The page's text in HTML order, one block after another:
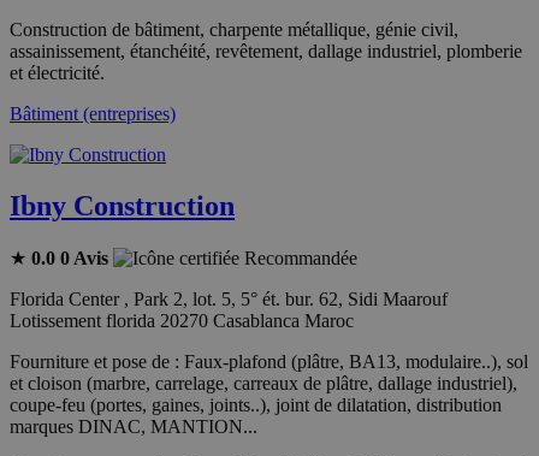
Construction de bâtiment, charpente métallique, génie civil,
assainissement, étanchéité, revêtement, dallage industriel, plomberie
et électricité.
Bâtiment (entreprises)
Ibny Construction
★ 0.0 0 Avis
Recommandée
Florida Center , Park 2, lot. 5, 5° ét. bur. 62, Sidi Maarouf
Lotissement florida 20270 Casablanca Maroc
Fourniture et pose de : Faux-plafond (plâtre, BA13, modulaire..), sol
et cloison (marbre, carrelage, carreaux de plâtre, dallage industriel),
coupe-feu (portes, gaines, joints..), joint de dilatation, distribution
marques DINAC, MANTION...